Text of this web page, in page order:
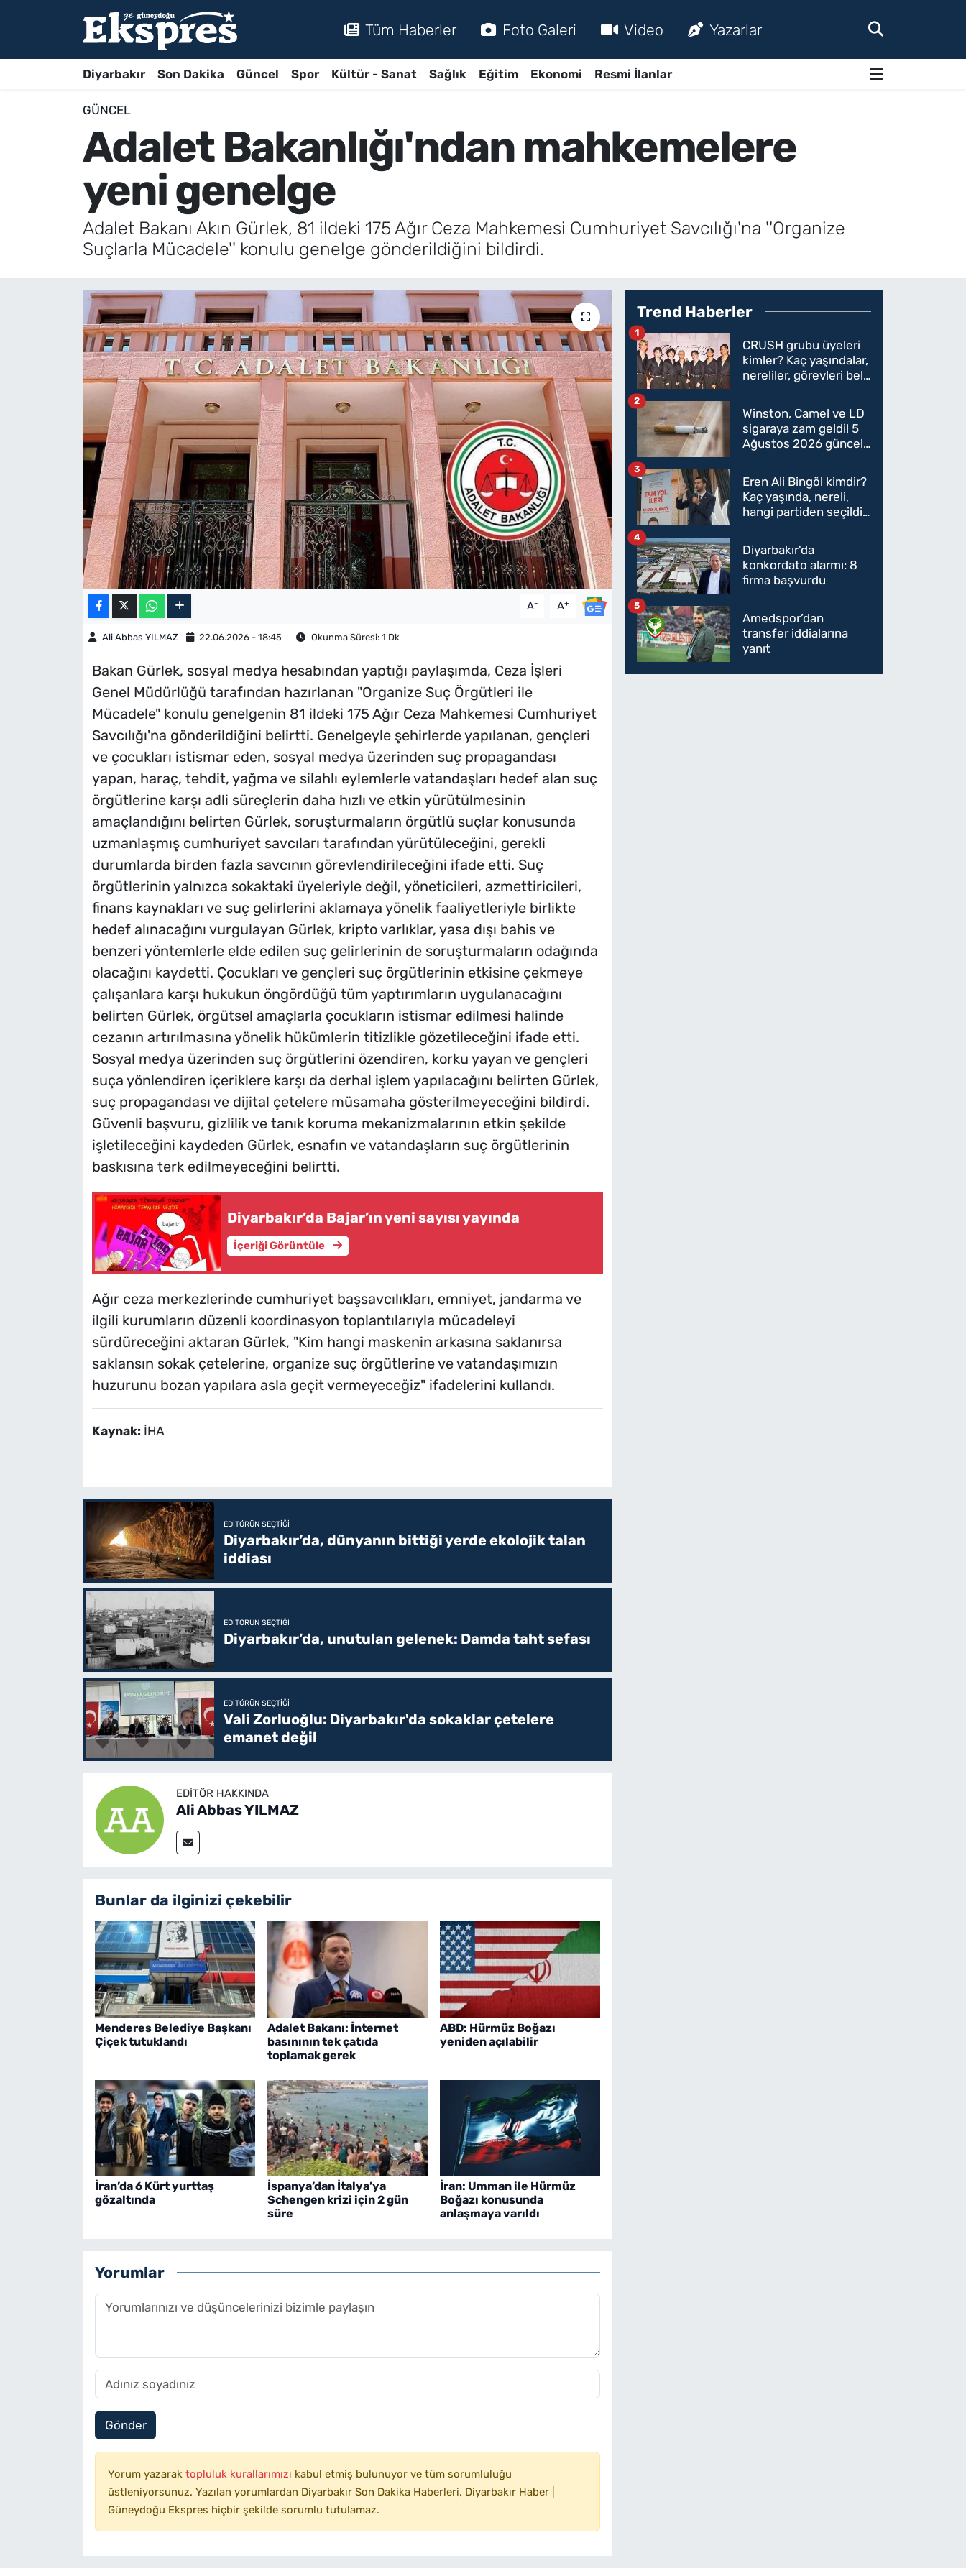
Tüm Haberler Foto Galeri Video Yazarlar
Diyarbakır Son Dakika Güncel Spor Kültür - Sanat Sağlık Eğitim Ekonomi Resmi İlanlar
GÜNCEL
Adalet Bakanlığı'ndan mahkemelere
yeni genelge
Adalet Bakanı Akın Gürlek, 81 ildeki 175 Ağır Ceza Mahkemesi Cumhuriyet Savcılığı'na ''Organize
Suçlarla Mücadele'' konulu genelge gönderildiğini bildirdi.
A- A+
Ali Abbas YILMAZ 22.06.2026 - 18:45 Okunma Süresi: 1 Dk
Bakan Gürlek, sosyal medya hesabından yaptığı paylaşımda, Ceza İşleri
Genel Müdürlüğü tarafından hazırlanan "Organize Suç Örgütleri ile
Mücadele" konulu genelgenin 81 ildeki 175 Ağır Ceza Mahkemesi Cumhuriyet
Savcılığı'na gönderildiğini belirtti. Genelgeyle şehirlerde yapılanan, gençleri
ve çocukları istismar eden, sosyal medya üzerinden suç propagandası
yapan, haraç, tehdit, yağma ve silahlı eylemlerle vatandaşları hedef alan suç
örgütlerine karşı adli süreçlerin daha hızlı ve etkin yürütülmesinin
amaçlandığını belirten Gürlek, soruşturmaların örgütlü suçlar konusunda
uzmanlaşmış cumhuriyet savcıları tarafından yürütüleceğini, gerekli
durumlarda birden fazla savcının görevlendirileceğini ifade etti. Suç
örgütlerinin yalnızca sokaktaki üyeleriyle değil, yöneticileri, azmettiricileri,
finans kaynakları ve suç gelirlerini aklamaya yönelik faaliyetleriyle birlikte
hedef alınacağını vurgulayan Gürlek, kripto varlıklar, yasa dışı bahis ve
benzeri yöntemlerle elde edilen suç gelirlerinin de soruşturmaların odağında
olacağını kaydetti. Çocukları ve gençleri suç örgütlerinin etkisine çekmeye
çalışanlara karşı hukukun öngördüğü tüm yaptırımların uygulanacağını
belirten Gürlek, örgütsel amaçlarla çocukların istismar edilmesi halinde
cezanın artırılmasına yönelik hükümlerin titizlikle gözetileceğini ifade etti.
Sosyal medya üzerinden suç örgütlerini özendiren, korku yayan ve gençleri
suça yönlendiren içeriklere karşı da derhal işlem yapılacağını belirten Gürlek,
suç propagandası ve dijital çetelere müsamaha gösterilmeyeceğini bildirdi.
Güvenli başvuru, gizlilik ve tanık koruma mekanizmalarının etkin şekilde
işletileceğini kaydeden Gürlek, esnafın ve vatandaşların suç örgütlerinin
baskısına terk edilmeyeceğini belirtti.
Diyarbakır’da Bajar’ın yeni sayısı yayında
İçeriği Görüntüle
Ağır ceza merkezlerinde cumhuriyet başsavcılıkları, emniyet, jandarma ve
ilgili kurumların düzenli koordinasyon toplantılarıyla mücadeleyi
sürdüreceğini aktaran Gürlek, "Kim hangi maskenin arkasına saklanırsa
saklansın sokak çetelerine, organize suç örgütlerine ve vatandaşımızın
huzurunu bozan yapılara asla geçit vermeyeceğiz" ifadelerini kullandı.
Kaynak: İHA
EDITÖRÜN SEÇTIĞI
Diyarbakır’da, dünyanın bittiği yerde ekolojik talan
iddiası
EDITÖRÜN SEÇTIĞI
Diyarbakır’da, unutulan gelenek: Damda taht sefası
EDITÖRÜN SEÇTIĞI
Vali Zorluoğlu: Diyarbakır'da sokaklar çetelere
emanet değil
EDITÖR HAKKINDA
Ali Abbas YILMAZ
Bunlar da ilginizi çekebilir
Menderes Belediye Başkanı
Çiçek tutuklandı
Adalet Bakanı: İnternet
basınının tek çatıda
toplamak gerek
ABD: Hürmüz Boğazı
yeniden açılabilir
İran’da 6 Kürt yurttaş
gözaltında
İspanya’dan İtalya’ya
Schengen krizi için 2 gün
süre
İran: Umman ile Hürmüz
Boğazı konusunda
anlaşmaya varıldı
Yorumlar
Gönder
Yorum yazarak topluluk kurallarımızı kabul etmiş bulunuyor ve tüm sorumluluğu
üstleniyorsunuz. Yazılan yorumlardan Diyarbakır Son Dakika Haberleri, Diyarbakır Haber |
Güneydoğu Ekspres hiçbir şekilde sorumlu tutulamaz.
Trend Haberler
CRUSH grubu üyeleri
kimler? Kaç yaşındalar,
nereliler, görevleri belli
1
Winston, Camel ve LD
sigaraya zam geldi! 5
Ağustos 2026 güncel
oldu
2
Eren Ali Bingöl kimdir?
Kaç yaşında, nereli,
hangi partiden seçildi?
Parti'ye mi geçecek?
3
Diyarbakır'da
konkordato alarmı: 8
firma başvurdu
4
Amedspor’dan
transfer iddialarına
yanıt
5